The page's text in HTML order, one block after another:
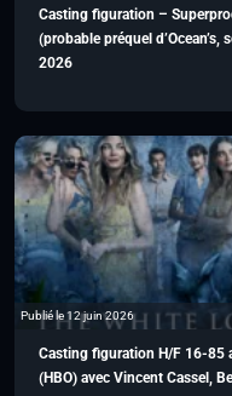
Casting figuration –
(probable préquel
2026
Publié le 12 juin 2026
Casting figuration H/F 16-85
(HBO) avec Vincent Cassel,